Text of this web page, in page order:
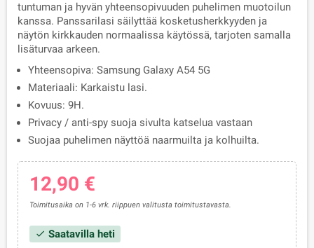
tuntuman ja hyvän yhteensopivuuden puhelimen muotoilun
kanssa. Panssarilasi säilyttää kosketusherkkyyden ja
näytön kirkkauden normaalissa käytössä, tarjoten samalla
lisäturvaa arkeen.
Yhteensopiva: Samsung Galaxy A54 5G
Materiaali: Karkaistu lasi.
Kovuus: 9H.
Privacy / anti-spy suoja sivulta katselua vastaan
Suojaa puhelimen näyttöä naarmuilta ja kolhuilta.
12,90 €
Toimitusaika on 1-6 vrk. riippuen valitusta toimitustavasta.
check Saatavilla heti